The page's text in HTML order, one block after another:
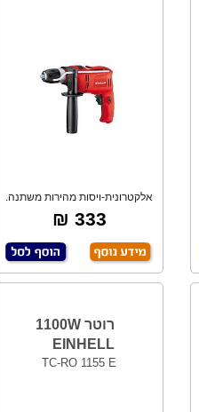
אלקטרונית-ויסות מהירות משתנה.
שמאל/ימין.
333 ₪
רוטר 1100W
EINHELL
TC-RO 1155 E